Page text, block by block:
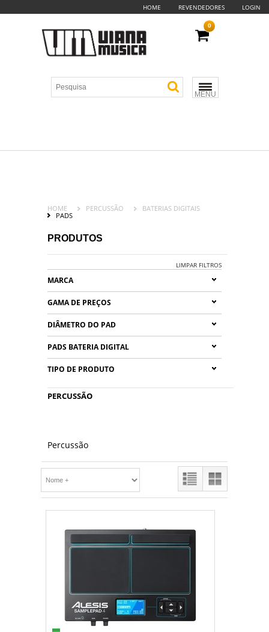
HOME REVENDEDORES LOGIN
MENU
0
HOME PERCUSSÃO
BATERIAS DIGITAIS
PADS
PRODUTOS
LIMPAR FILTROS
MARCA
GAMA DE PREÇOS
DIÂMETRO DO PAD
PADS BATERIA DIGITAL
TIPO DE PRODUTO
PERCUSSÃO
Percussão